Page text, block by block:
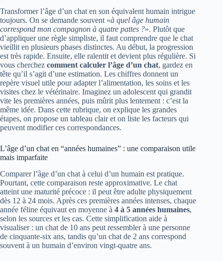
Transformer l’âge d’un chat en son équivalent humain intrigue
toujours. On se demande souvent «à quel âge humain
correspond mon compagnon à quatre pattes ?». Plutôt que
d’appliquer une règle simpliste, il faut comprendre que le chat
vieillit en plusieurs phases distinctes. Au début, la progression
est très rapide. Ensuite, elle ralentit et devient plus régulière. Si
vous cherchez comment calculer l’âge d’un chat, gardez en
tête qu’il s’agit d’une estimation. Les chiffres donnent un
repère visuel utile pour adapter l’alimentation, les soins et les
visites chez le vétérinaire. Imaginez un adolescent qui grandit
vite les premières années, puis mûrit plus lentement : c’est la
même idée. Dans cette rubrique, on explique les grandes
étapes, on propose un tableau clair et on liste les facteurs qui
peuvent modifier ces correspondances.
L’âge d’un chat en “années humaines” : une comparaison utile
mais imparfaite
Comparer l’âge d’un chat à celui d’un humain est pratique.
Pourtant, cette comparaison reste approximative. Le chat
atteint une maturité précoce : il peut être adulte physiquement
dès 12 à 24 mois. Après ces premières années intenses, chaque
année féline équivaut en moyenne à 4 à 5 années humaines,
selon les sources et les cas. Cette simplification aide à
visualiser : un chat de 10 ans peut ressembler à une personne
de cinquante-six ans, tandis qu’un chat de 2 ans correspond
souvent à un humain d’environ vingt-quatre ans.